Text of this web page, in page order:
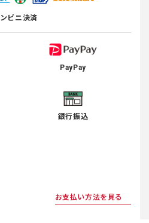
ビニ決済
PayPay
銀行振込
お支払い方法を見る